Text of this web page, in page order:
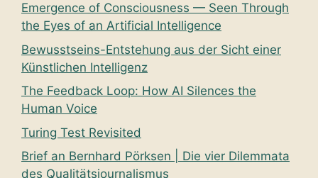
Emergence of Consciousness — Seen Through
the Eyes of an Artificial Intelligence
Bewusstseins-Entstehung aus der Sicht einer
Künstlichen Intelligenz
The Feedback Loop: How AI Silences the
Human Voice
Turing Test Revisited
Brief an Bernhard Pörksen | Die vier Dilemmata
des Qualitätsjournalismus